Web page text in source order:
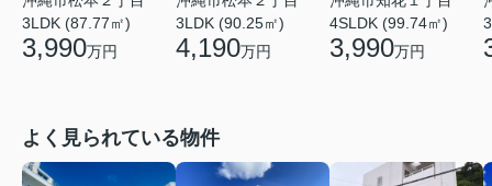
3LDK (87.77㎡)
3,990万円
3LDK (90.25㎡)
4,190万円
4SLDK (99.74㎡)
3,990万円
よく見られている物件